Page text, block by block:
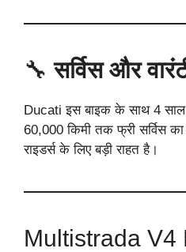
🔧सर्विस और
Ducati इस बाइक के साथ 4 साल
60,000 किमी तक फ्री सर्विस
राइडर्स के लिए बड़ी राहत है।
Multistrada V4